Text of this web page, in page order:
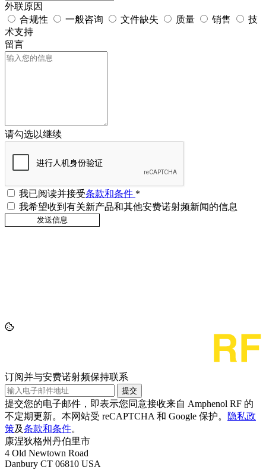
外联原因
合规性
一般咨询 文件缺失 质量 销售
技
术支持
留言
请勾选以继续
我已阅读并接受条款和条件 *
我希望收到有关新产品和其他安费诺射频新闻的信息
订阅并与安费诺射频保持联系
提交
提交您的电子邮件，即表示您同意接收来自 Amphenol RF 的
不定期更新。本网站受 reCAPTCHA 和 Google 保护。
隐私政
策及条款和条件。
康涅狄格州丹伯里市
4 Old Newtown Road
Danbury CT 06810 USA